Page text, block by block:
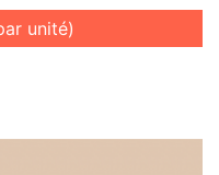
unité)